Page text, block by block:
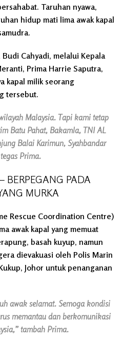
Taruhan nyawa,
hidup mati lima awak kapal
Cahyadi, melalui Kepala
Prima Harrie Saputra,
kapal milik seorang
tersebut.
Malaysia. Tapi kami tetap
Batu Pahat, Bakamla, TNI AL
Balai Karimun, Syahbandar
Prima.
BERPEGANG PADA
MURKA
Rescue Coordination Centre)
awak kapal yang memuat
basah kuyup, namun
dievakuasi oleh Polis Marin
Johor untuk penanganan
awak selamat. Semoga kondisi
memantau dan berkomunikasi
tambah Prima.